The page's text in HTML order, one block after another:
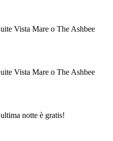
Vista Mare o The Ashbee
Vista Mare o The Ashbee
notte è gratis!